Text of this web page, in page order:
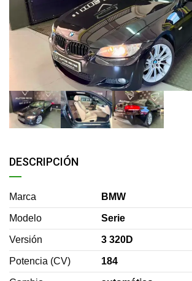
DESCRIPCIÓN
Marca BMW
Modelo Serie
Versión 3 320D
Potencia (CV) 184